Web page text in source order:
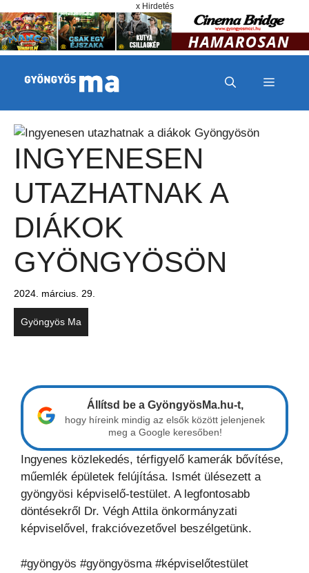
x Hirdetés
MENÜ
INGYENESEN
UTAZHATNAK A
DIÁKOK
GYÖNGYÖSÖN
2024. március. 29.
Gyöngyös Ma
Állítsd be a GyöngyösMa.hu-t,
hogy híreink mindig az elsők között jelenjenek
meg a Google keresőben!
Ingyenes közlekedés, térfigyelő kamerák bővítése,
műemlék épületek felújítása. Ismét ülésezett a
gyöngyösi képviselő-testület. A legfontosabb
döntésekről Dr. Végh Attila önkormányzati
képviselővel, frakcióvezetővel beszélgetünk.
#gyöngyös #gyöngyösma #képviselőtestület